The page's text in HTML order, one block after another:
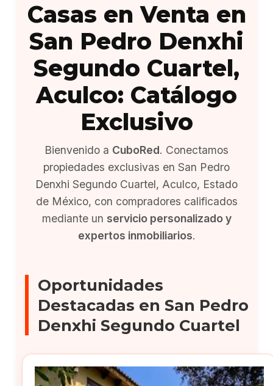
Casas en Venta en
San Pedro Denxhi
Segundo Cuartel,
Aculco: Catálogo
Exclusivo
Bienvenido a CuboRed. Conectamos
propiedades exclusivas en San Pedro
Denxhi Segundo Cuartel, Aculco, Estado
de México, con compradores calificados
mediante un servicio personalizado y
expertos inmobiliarios.
Oportunidades
Destacadas en San Pedro
Denxhi Segundo Cuartel